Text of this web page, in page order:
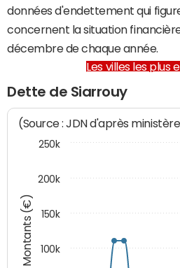
données d'endettement qui
concernent la situation financière
décembre de chaque année.
Les villes les plus
Dette de Siarrouy
Montants (€)
(Source : JDN d'après
100k
150k
200k
250k